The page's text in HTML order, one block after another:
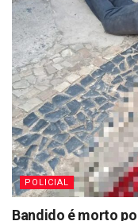
POLICIAL
Bandido é morto